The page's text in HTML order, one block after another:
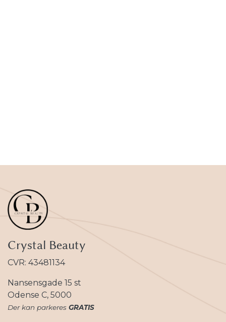
Crystal Beauty
CVR: 43481134
Nansensgade 15 st
Odense C, 5000
Der kan parkeres GRATIS